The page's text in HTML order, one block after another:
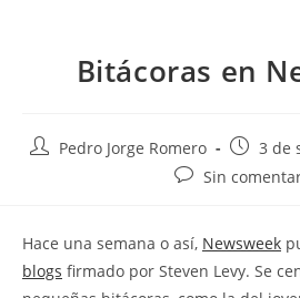
Bitácoras en
AutorPedro Jorge Romero
de
3 de
Comentarios
entrada:
Sin
Hace una semana o así, Newsweek
blogs firmado por Steven Levy. Se